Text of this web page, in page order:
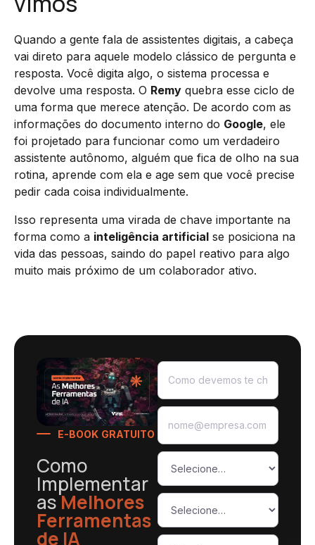
Quando a gente fala de assistentes digitais, a cabeça
vai direto para aquele modelo clássico de pergunta e
resposta. Você digita algo, o sistema processa e
devolve uma resposta. O Remy quebra esse ciclo de
uma forma que merece atenção. De acordo com as
informações do documento interno do Google, ele
foi projetado para funcionar como um verdadeiro
assistente autônomo, alguém que fica de olho na sua
rotina, aprende com ela e age sem que você precise
pedir cada coisa individualmente.
Isso representa uma virada de chave importante na
forma como a inteligência artificial se posiciona na
vida das pessoas, saindo do papel reativo para algo
muito mais próximo de um colaborador ativo.
E-BOOK GRATUITO
Como
Implementar
asMelhores
Ferramentas
de IA